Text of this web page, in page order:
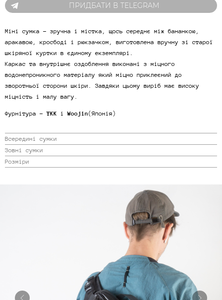
ПРИДБАТИ В TELEGRAM
Міні сумка - зручна і містка, щось середнє між бананкою,
аракавою, кросбоді і рюкзачком, виготовлена вручну зі старої
шкіряної куртки в єдиному екземплярі.
Каркас та внутрішнє оздоблення виконані з міцного
водонепроникного матеріалу який міцно приклеєний до
зворотньої сторони шкіри. Завдяки цьому виріб має високу
міцність і малу вагу.
Фурнітура -YKK іWoojin(Японія)
Всередині сумки
Зовні сумки
Розміри